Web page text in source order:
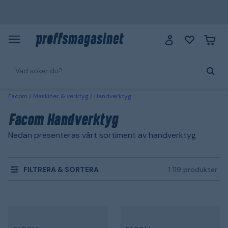
Facom Maskiner & verktyg Handverktyg
Facom Handverktyg
Nedan presenteras vårt sortiment av handverktyg
FILTRERA & SORTERA 1 119 produkter